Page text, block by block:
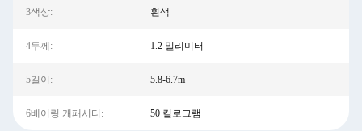
3색상: 흰색
4두께: 1.2 밀리미터
5길이: 5.8-6.7m
6베어링 캐패시티: 50 킬로그램